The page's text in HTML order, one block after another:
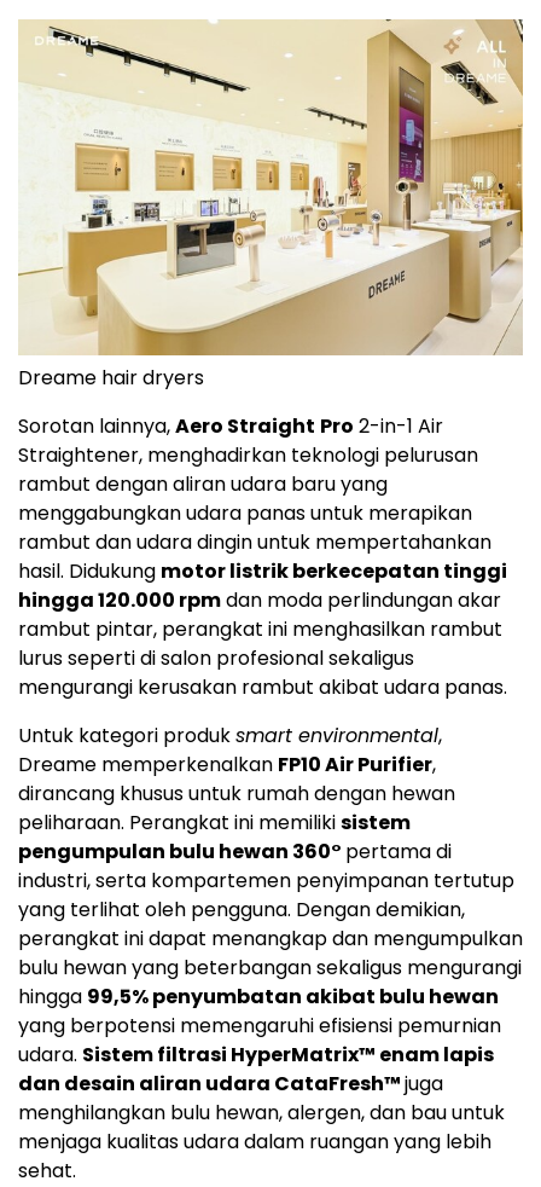
Dreame hair dryers
Sorotan lainnya,Aero Straight Pro 2-in-1 Air
Straightener, menghadirkan teknologi pelurusan
rambut dengan aliran udara baru yang
menggabungkan udara panas untuk merapikan
rambut dan udara dingin untuk mempertahankan
hasil. Didukung motor listrik berkecepatan tinggi
hingga 120.000 rpmdan moda perlindungan akar
rambut pintar, perangkat ini menghasilkan rambut
lurus seperti di salon profesional sekaligus
mengurangi kerusakan rambut akibat udara panas.
Untuk kategori produksmart environmental,
Dreame memperkenalkan FP10 Air Purifier,
dirancang khusus untuk rumah dengan hewan
peliharaan. Perangkat ini memilikisistem
pengumpulan bulu hewan 360° pertama di
industri, serta kompartemen penyimpanan tertutup
yang terlihat oleh pengguna. Dengan demikian,
perangkat ini dapat menangkap dan mengumpulkan
bulu hewan yang beterbangan sekaligus mengurangi
hingga 99,5% penyumbatan akibat bulu hewan
yang berpotensi memengaruhi efisiensi pemurnian
udara. Sistem filtrasi HyperMatrix™ enam lapis
dan desain aliran udara CataFresh™juga
menghilangkan bulu hewan, alergen, dan bau untuk
menjaga kualitas udara dalam ruangan yang lebih
sehat.